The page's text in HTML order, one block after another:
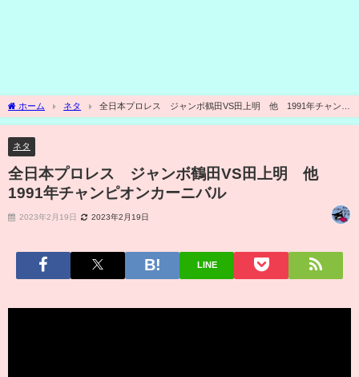
ホーム ネタ
全日本プロレス ジャンボ鶴田VS田上明 他 1991年チャンピ
オンカーニバル
ネタ
全日本プロレス ジャンボ鶴田VS田上明 他
1991年チャンピオンカーニバル
2023年2月19日 2023年2月19日
LINE